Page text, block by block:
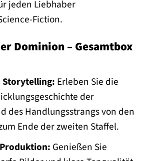
jeden Liebhaber
Fiction.
Dominion – Gesamtbox
Storytelling: Erleben Sie die
der
des Handlungsstrangs von den
Ende der zweiten Staffel.
Genießen Sie